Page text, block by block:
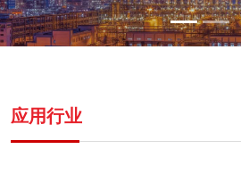
应用行业